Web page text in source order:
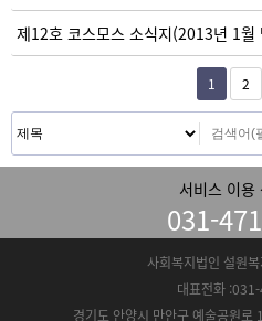
제12호 코스모스 소식지(2013년 1
1 2
서비스 이용
031-
사회복지법인 설원
대표전화
경기도 안양시 만안구 예술공원